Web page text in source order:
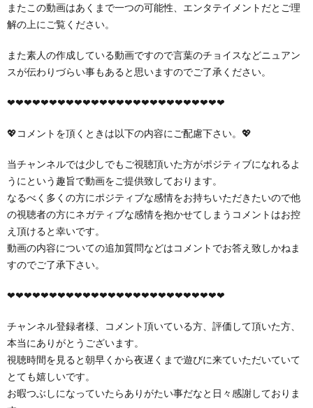
またこの動画はあくまで一つの可能性、エンタテイメントだとご理
解の上にご覧ください。
また素人の作成している動画ですので言葉のチョイスなどニュアン
スが伝わりづらい事もあると思いますのでご了承ください。
❤︎❤︎❤︎❤︎❤︎❤︎❤︎❤︎❤︎❤︎❤︎❤︎❤︎❤︎❤︎❤︎❤︎❤︎❤︎❤︎❤︎❤︎❤︎❤︎❤︎❤︎
💖コメントを頂くときは以下の内容にご配慮下さい。💖
当チャンネルでは少しでもご視聴頂いた方がポジティブになれるよ
うにという趣旨で動画をご提供致しております。
なるべく多くの方にポジティブな感情をお持ちいただきたいので他
の視聴者の方にネガティブな感情を抱かせてしまうコメントはお控
え頂けると幸いです。
動画の内容についての追加質問などはコメントでお答え致しかねま
すのでご了承下さい。
❤︎❤︎❤︎❤︎❤︎❤︎❤︎❤︎❤︎❤︎❤︎❤︎❤︎❤︎❤︎❤︎❤︎❤︎❤︎❤︎❤︎❤︎❤︎❤︎❤︎❤︎
チャンネル登録者様、コメント頂いている方、評価して頂いた方、
本当にありがとうございます。
視聴時間を見ると朝早くから夜遅くまで遊びに来ていただいていて
とても嬉しいです。
お暇つぶしになっていたらありがたい事だなと日々感謝しておりま